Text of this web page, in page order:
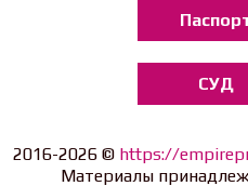
СУД
2016-2026 © https://
Материалы